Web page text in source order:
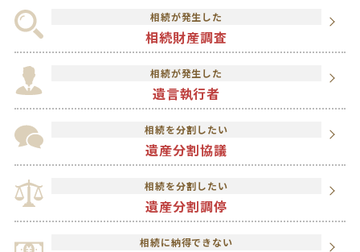
相続が発生した
相続財産調査
相続が発生した
遺言執行者
相続を分割したい
遺産分割協議
相続を分割したい
遺産分割調停
相続に納得できない